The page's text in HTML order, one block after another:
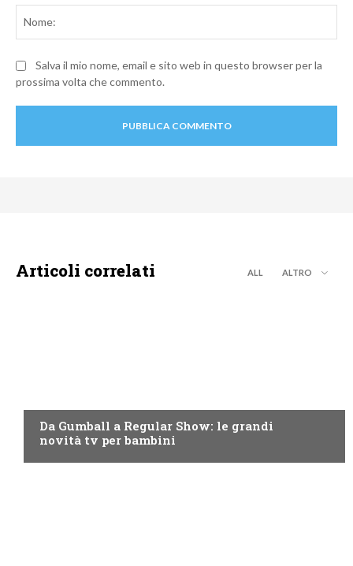
Salva il mio nome, email e sito web in questo browser per la
prossima volta che commento.
Articoli correlati ALL ALTRO
Da Gumball a Regular Show: le grandi
novità tv per bambini